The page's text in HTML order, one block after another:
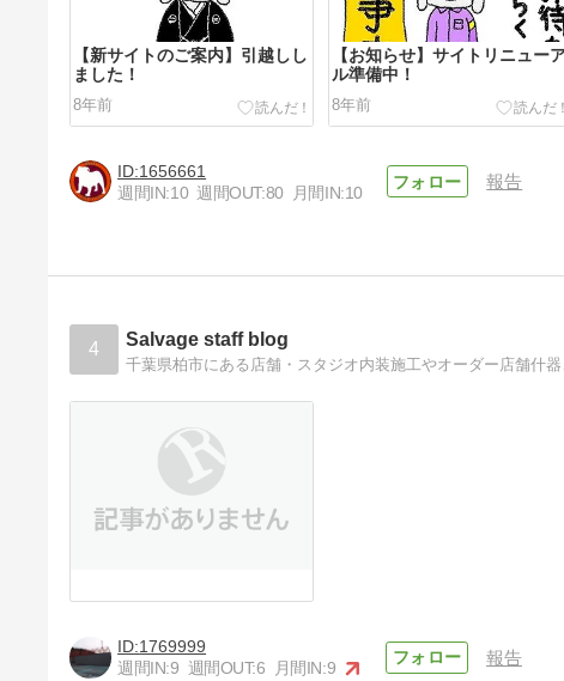
【新サイトのご案内】引越しし
ました！
8年前
【お知らせ】サイトリニュー
ル準備中！
8年前
守することがコンプライアン
ス？
1656661
週間IN:10 週間OUT:80 月間IN:10
報告
4 Salvage staff blog
1769999
週間IN:9 週間OUT:6 月間IN:9
報告